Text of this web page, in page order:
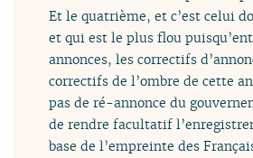
Et le quatrième, et c’est celui
et qui est le plus flou
annonces, les correctifs
correctifs de l’ombre de cette
pas de ré-annonce du
de rendre facultatif
base de l’empreinte des